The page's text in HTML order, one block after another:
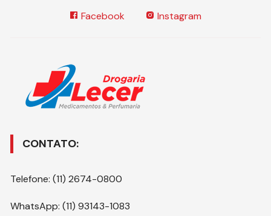
Facebook Instagram
CONTATO:
Telefone: (11) 2674-0800
WhatsApp: (11) 93143-1083